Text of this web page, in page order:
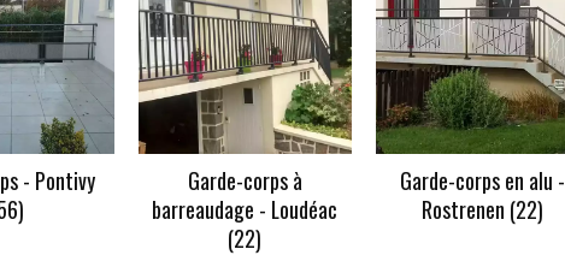
- Pontivy
Garde-corps à
barreaudage - Loudéac
(22)
Garde-corps en alu -
Rostrenen (22)